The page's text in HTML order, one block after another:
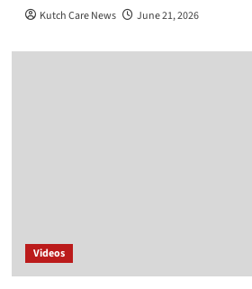
Kutch Care News June 21, 2026
Videos